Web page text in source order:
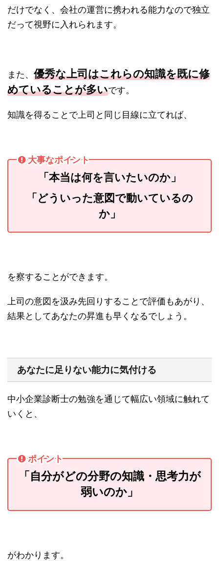
だけでなく、会社の運営に携われる能力なので独立
だって視野に入れられます。
また、 優秀な上司はこれらの知識を既に修
めていることが多いです。
知識を得ることで上司と同じ目線に立てれば、
大事なポイント
「本当は何を言いたいのか」
「どういった意図で動いているの
か」
を察することができます。
上司の意図を汲み先回りすることで評価もあがり、
結果としてあなたの昇進も早くなるでしょう。
あなたに足りない能力に気付ける
中小企業診断士の勉強を通じて幅広い領域に触れて
いくと、
ポイント
「自分がどの分野の知識・思考力が
弱いのか」
がわかります。